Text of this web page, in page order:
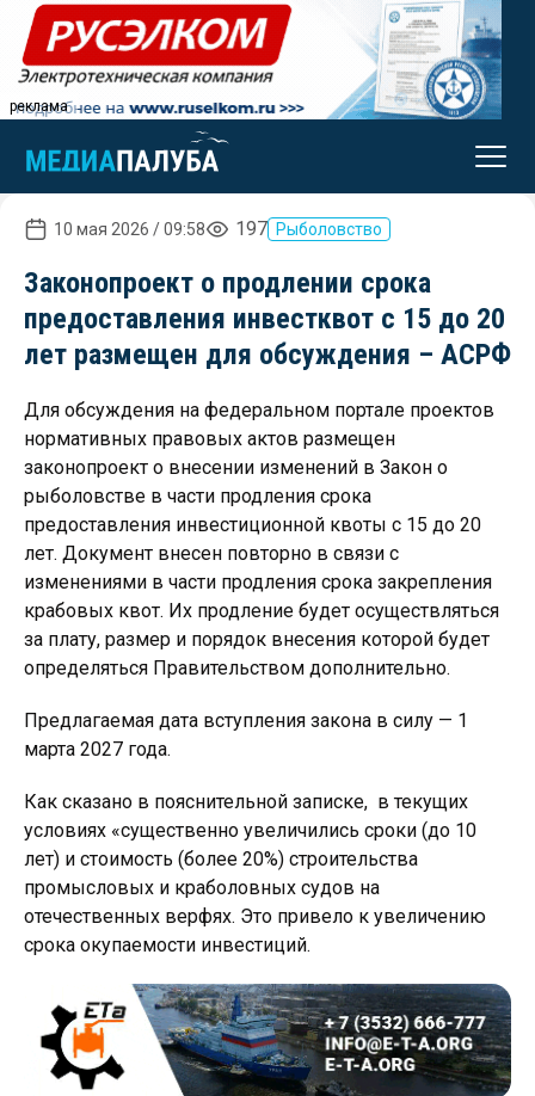
реклама
10 мая 2026 / 09:58 197 Рыболовство
Законопроект о продлении срока
предоставления инвестквот с 15 до 20
лет размещен для обсуждения – АСРФ
Для обсуждения на федеральном портале проектов
нормативных правовых актов размещен
законопроект о внесении изменений в Закон о
рыболовстве в части продления срока
предоставления инвестиционной квоты с 15 до 20
лет. Документ внесен повторно в связи с
изменениями в части продления срока закрепления
крабовых квот. Их продление будет осуществляться
за плату, размер и порядок внесения которой будет
определяться Правительством дополнительно.
Предлагаемая дата вступления закона в силу — 1
марта 2027 года.
Как сказано в пояснительной записке, в текущих
условиях «существенно увеличились сроки (до 10
лет) и стоимость (более 20%) строительства
промысловых и краболовных судов на
отечественных верфях. Это привело к увеличению
срока окупаемости инвестиций.